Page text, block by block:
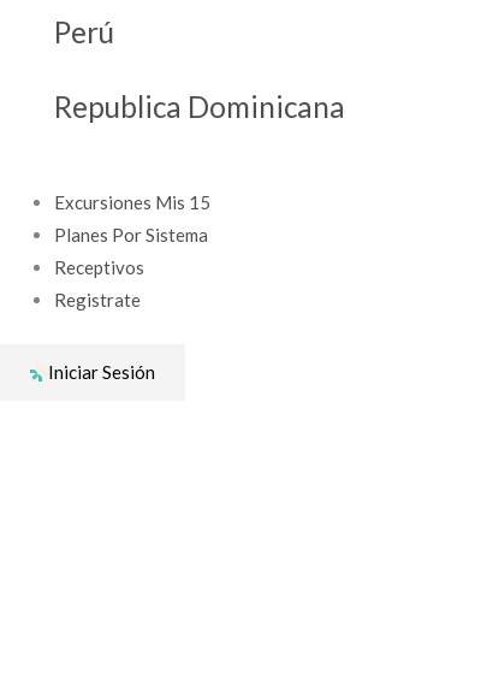
Perú
Republica Dominicana
Excursiones Mis 15
Planes Por Sistema
Receptivos
Registrate
Iniciar Sesión